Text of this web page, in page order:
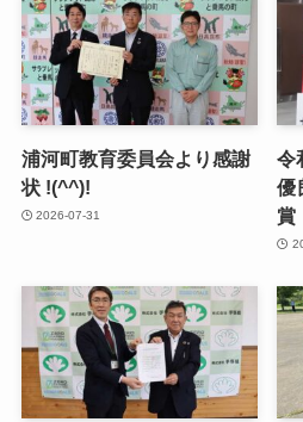
浦河町教育委員会より感謝
状 !(^^)!
2026-07-31
令
優
賞